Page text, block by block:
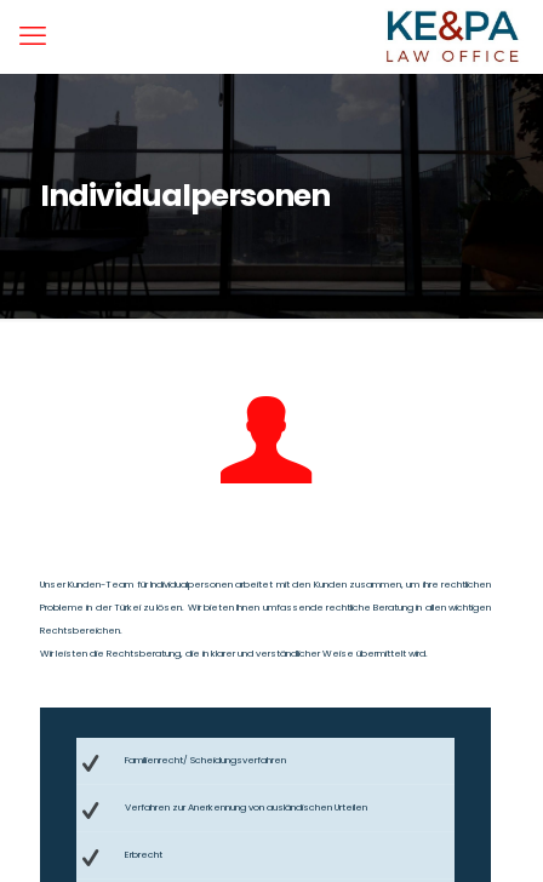
Individualpersonen
Unser Kunden-Team für Individualpersonen arbeitet mit den Kunden zusammen, um ihre rechtlichen
Probleme in der Türkei zu lösen. Wir bieten Ihnen umfassende rechtliche Beratung in allen wichtigen
Rechtsbereichen.
Wir leisten die Rechtsberatung, die in klarer und verständlicher Weise übermittelt wird.
Familienrecht/ Scheidungsverfahren
Verfahren zur Anerkennung von ausländischen Urteilen
Erbrecht